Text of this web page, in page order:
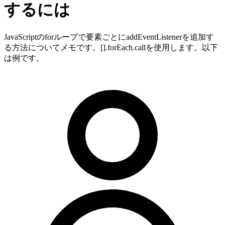
するには
JavaScriptのforループで要素ごとにaddEventListenerを追加す
る方法についてメモです。[].forEach.callを使用します。以下
は例です。